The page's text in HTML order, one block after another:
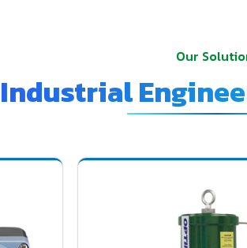
Our
Industrial